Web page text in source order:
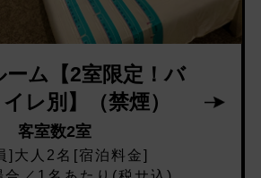
ーム【2室限定！バ
レ別】（禁煙）
客室数2室
]大人2名[宿泊料金]